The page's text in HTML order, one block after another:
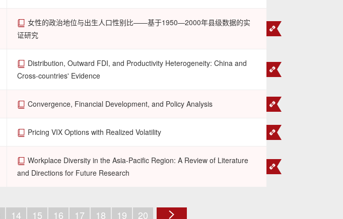
女性的政治地位与出生人口性别比——基于1950—2000年县级数据的实
证研究
Distribution, Outward FDI, and Productivity Heterogeneity: China and
Cross-countries' Evidence
Convergence, Financial Development, and Policy Analysis
Pricing VIX Options with Realized Volatility
Workplace Diversity in the Asia-Pacific Region: A Review of Literature
and Directions for Future Research
14 15 16 17 18 19 20